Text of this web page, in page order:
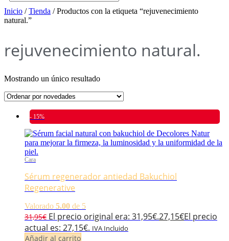
Inicio /Tienda / Productos con la etiqueta “rejuvenecimiento
natural.”
rejuvenecimiento natural.
Mostrando un único resultado
- 15%
Cara
Sérum regenerador antiedad Bakuchiol
Regenerative
Valorado 5.00 de 5
31,95€ El precio original era: 31,95€.27,15€El precio
actual es: 27,15€. IVA Incluido
Añadir al carrito